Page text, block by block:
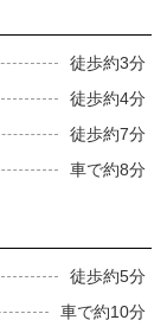
徒歩約3分
徒歩約4分
徒歩約7分
車で約8分
徒歩約5分
車で約10分